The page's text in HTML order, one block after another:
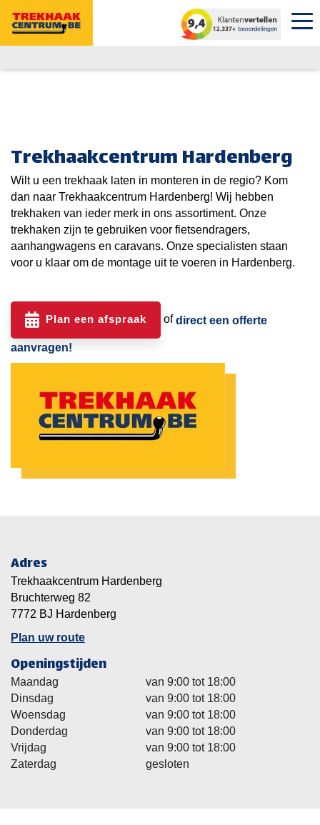
Trekhaakcentrum Hardenberg
Wilt u een trekhaak laten in monteren in de regio? Kom
dan naar Trekhaakcentrum Hardenberg! Wij hebben
trekhaken van ieder merk in ons assortiment. Onze
trekhaken zijn te gebruiken voor fietsendragers,
aanhangwagens en caravans. Onze specialisten staan
voor u klaar om de montage uit te voeren in Hardenberg.
Plan een afspraak ofdirect een offerte
aanvragen!
Adres
Trekhaakcentrum Hardenberg
Bruchterweg 82
7772 BJ Hardenberg
Plan uw route
Openingstijden
Maandag
van 9:00 tot 18:00
Dinsdag
van 9:00 tot 18:00
Woensdag
van 9:00 tot 18:00
Donderdag
van 9:00 tot 18:00
Vrijdag
van 9:00 tot 18:00
Zaterdag
gesloten